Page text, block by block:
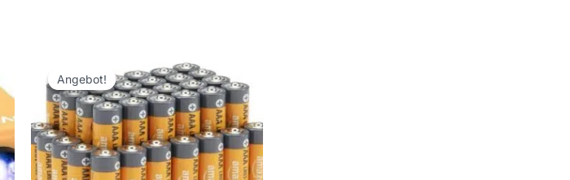
Angebot!
Angebot!
war:
11,11 €
Preis
ist:
10,40 €.